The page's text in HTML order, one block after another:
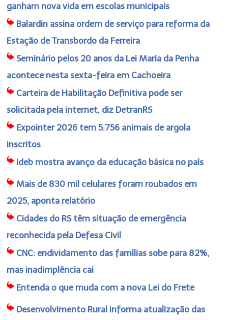
ganham nova vida em escolas municipais
Balardin assina ordem de serviço para reforma da
Estação de Transbordo da Ferreira
Seminário pelos 20 anos da Lei Maria da Penha
acontece nesta sexta-feira em Cachoeira
Carteira de Habilitação Definitiva pode ser
solicitada pela internet, diz DetranRS
Expointer 2026 tem 5.756 animais de argola
inscritos
Ideb mostra avanço da educação básica no país
Mais de 830 mil celulares foram roubados em
2025, aponta relatório
Cidades do RS têm situação de emergência
reconhecida pela Defesa Civil
CNC: endividamento das famílias sobe para 82%,
mas inadimplência cai
Entenda o que muda com a nova Lei do Frete
Desenvolvimento Rural informa atualização das